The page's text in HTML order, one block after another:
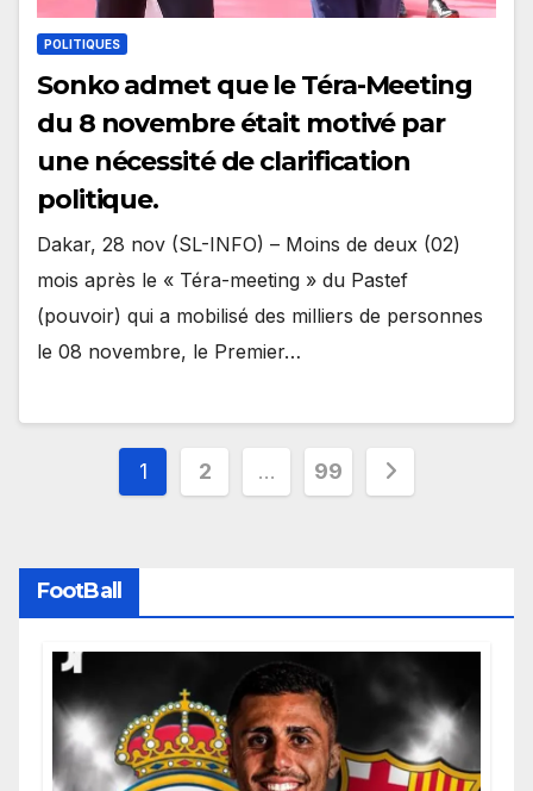
POLITIQUES
Sonko admet que le Téra-Meeting
du 8 novembre était motivé par
une nécessité de clarification
politique.
Dakar, 28 nov (SL-INFO) – Moins de deux (02)
mois après le « Téra-meeting » du Pastef
(pouvoir) qui a mobilisé des milliers de personnes
le 08 novembre, le Premier…
Pagination
publications
1 2 … 99
FootBall